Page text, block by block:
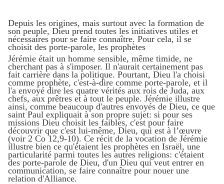
Depuis les origines, mais surtout avec la formation de
son peuple, Dieu prend toutes les initiatives utiles et
nécessaires pour se faire connaître. Pour cela, il se
choisit des porte-parole, les prophètes
Jérémie était un homme sensible, même timide, ne
cherchant pas à s'imposer. Il n'aurait certainement pas
fait carrière dans la politique. Pourtant, Dieu l'a choisi
comme prophète, c'est-à-dire comme porte-parole, et il
l'a envoyé dire les quatre vérités aux rois de Juda, aux
chefs, aux prêtres et à tout le peuple. Jérémie illustre
ainsi, comme beaucoup d'autres envoyés de Dieu, ce que
saint Paul expliquait à son propre sujet: si pour ses
missions Dieu choisit les faibles, c'est pour faire
découvrir que c'est lui-même, Dieu, qui est à l’œuvre
(voir 2 Co 12,9-10). Ce récit de la vocation de Jérémie
illustre bien ce qu'étaient les prophètes en Israël, une
particularité parmi toutes les autres religions: c'étaient
des porte-parole de Dieu, d'un Dieu qui veut entrer en
communication, se faire connaître pour nouer une
relation d'Alliance.